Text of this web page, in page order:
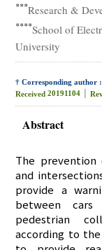
***Research &
****School of
University
† Corresponding author
Received 20191104 │
Abstract
The prevention
and
provide a
between
pedestrian
according to